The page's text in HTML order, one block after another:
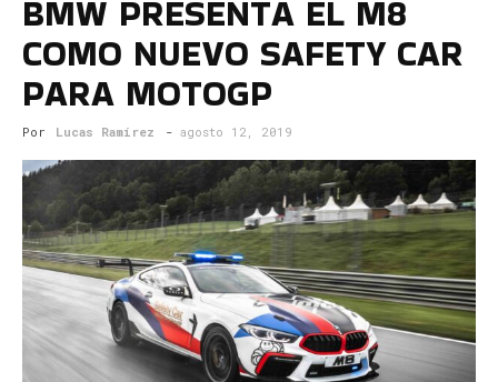
BMW PRESENTA EL M8
COMO NUEVO SAFETY CAR
PARA MOTOGP
Por Lucas Ramírez - agosto 12, 2019